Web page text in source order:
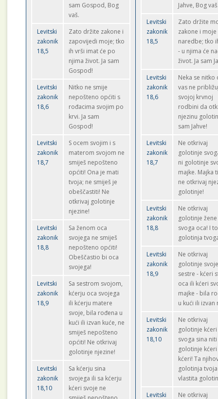
sam Gospod, Bog
vaš.
Levitski
zakonik
18,5
Zato držite zakone i
zapovijedi moje; tko
ih vrši imat će po
njima život. Ja sam
Gospod!
Levitski
zakonik
18,6
Nitko ne smije
nepošteno općiti s
rođacima svojim po
krvi. Ja sam
Gospod!
Levitski
zakonik
18,7
S ocem svojim i s
materom svojom ne
smiješ nepošteno
općiti! Ona je mati
tvoja; ne smiješ je
obeščastiti! Ne
otkrivaj golotinje
njezine!
Levitski
zakonik
18,8
Sa ženom oca
svojega ne smiješ
nepošteno općiti!
Obeščastio bi oca
svojega!
Levitski
zakonik
18,9
Sa sestrom svojom,
kćerju oca svojega
ili kćerju matere
svoje, bila rođena u
kući ili izvan kuće, ne
smiješ nepošteno
općiti! Ne otkrivaj
golotinje njezine!
Levitski
zakonik
18,10
Sa kćerju sina
svojega ili sa kćerju
kćeri svoje ne
Jahve, Bog
Levitski
zakonik
18,5
Zato držite
zakone i moje
naredbe; tko
- u njima će
život. Ja sam
Levitski
zakonik
18,6
Neka se nitko
vas ne
svojoj krvnoj
rodbini da
njezinu
sam Jahve!
Levitski
zakonik
18,7
Ne otkrivaj
golotinje
ni golotinje
majke. Majka
ne otkrivaj
golotinje!
Levitski
zakonik
18,8
Ne otkrivaj
golotinje žene
svoga oca! I
golotinja
Levitski
zakonik
18,9
Ne otkrivaj
golotinje
sestre - kćeri
oca ili kćeri
majke - bila
u kući ili izvan
Levitski
zakonik
18,10
Ne otkrivaj
golotinje kćeri
svoga sina niti
golotinje
kćeri! Ta
golotinja tvoja
vlastita
Levitski
Ne otkrivaj